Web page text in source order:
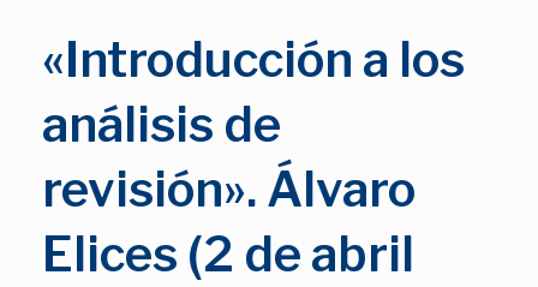
«Introducción a los
análisis de
revisión». Álvaro
Elices (2 de abril